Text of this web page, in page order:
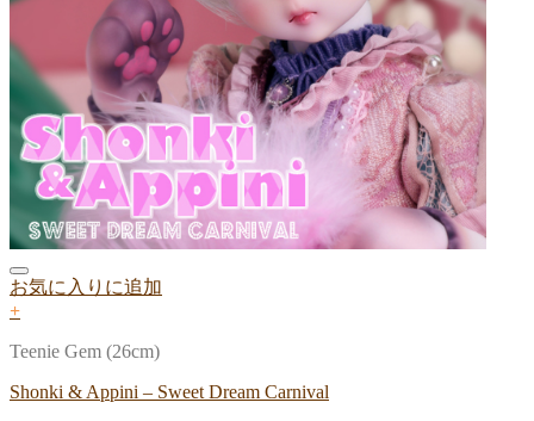
お気に入りに追加
+
Teenie Gem (26cm)
Shonki & Appini – Sweet Dream Carnival